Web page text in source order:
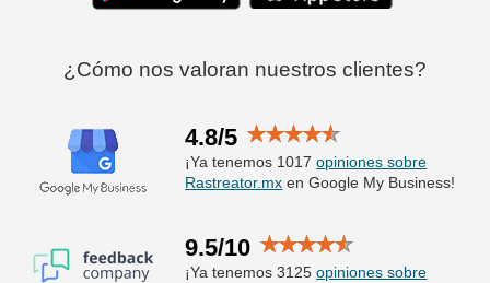
¿Cómo nos valoran nuestros clientes?
4.8/5
¡Ya tenemos 1017opiniones sobre
Rastreator.mx en Google My Business!
9.5/10
¡Ya tenemos 3125opiniones sobre